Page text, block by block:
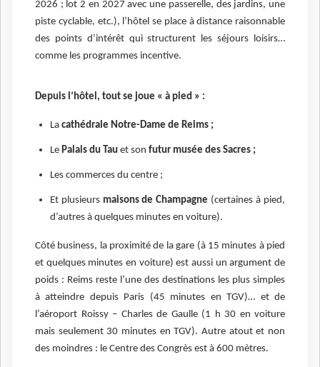
2026 ; lot 2 en 2027 avec une passerelle, des jardins, une
piste cyclable, etc.), l’hôtel se place à distance raisonnable
des points d’intérêt qui structurent les séjours loisirs…
comme les programmes incentive.
Depuis l’hôtel, tout se joue « à pied » :
La cathédrale Notre-Dame de Reims ;
Le Palais du Tauet son futur musée des Sacres ;
Les commerces du centre ;
Et plusieurs maisons de Champagne (certaines à pied,
d’autres à quelques minutes en voiture).
Côté business, la proximité de la gare (à 15 minutes à pied
et quelques minutes en voiture) est aussi un argument de
poids : Reims reste l’une des destinations les plus simples
à atteindre depuis Paris (45 minutes en TGV)… et de
l’aéroport Roissy – Charles de Gaulle (1 h 30 en voiture
mais seulement 30 minutes en TGV). Autre atout et non
des moindres : le Centre des Congrès est à 600 mètres.